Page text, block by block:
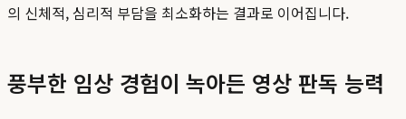
의 신체적, 심리적 부담을 최소화하는 결과로 이어집니다.
풍부한 임상 경험이 녹아든 영상 판독 능력